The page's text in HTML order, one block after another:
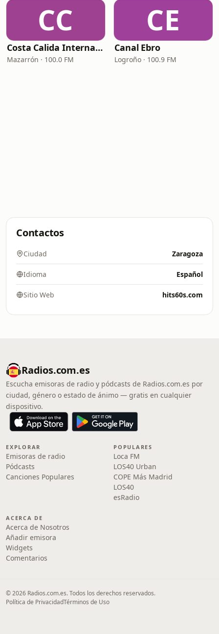
CC
Costa Calida International Radio
Mazarrón · 100.0 FM
CE
Canal Ebro
Logroño · 100.9 FM
Contactos
Ciudad Zaragoza
Idioma Español
Sitio Web hits60s.com
Radios.com.es
Escucha emisoras de radio y pódcasts de Radios.com.es por
ciudad, género o estado de ánimo — gratis en cualquier
dispositivo.
EXPLORAR
Emisoras de radio
Pódcasts
Canciones Populares
POPULARES
Loca FM
LOS40 Urban
COPE Más Madrid
LOS40
esRadio
ACERCA DE
Acerca de Nosotros
Añadir emisora
Widgets
Comentarios
© 2026 Radios.com.es. Todos los derechos reservados.
Política de PrivacidadTérminos de Uso